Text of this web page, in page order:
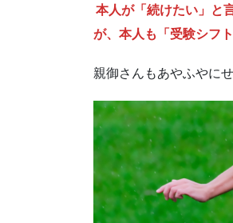
本人が「続けたい」と
が、本人も「受験シフ
親御さんもあやふやに